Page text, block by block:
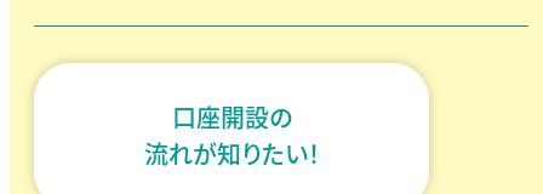
口座開設の
流れが知りたい！